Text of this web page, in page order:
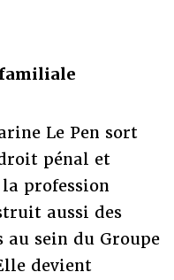
Le Pen sort
pénal et
profession
aussi des
sein du Groupe
devient